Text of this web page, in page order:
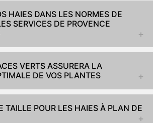
HAIES DANS LES NORMES DE
SERVICES DE PROVENCE
VERTS ASSURERA LA
DE VOS PLANTES
TAILLE POUR LES HAIES À PLAN DE